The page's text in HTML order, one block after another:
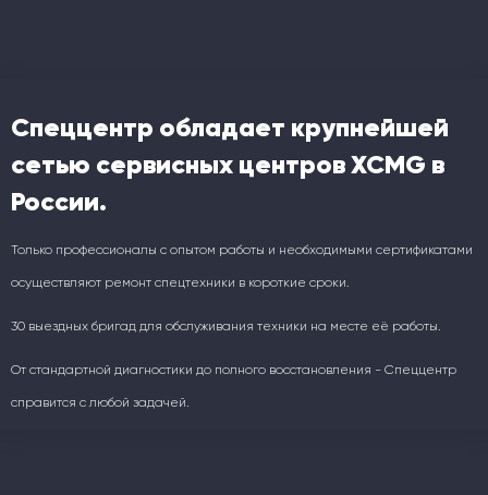
Спеццентр обладает крупнейшей
сетью сервисных центров XCMG в
России.
Только профессионалы с опытом работы и необходимыми сертификатами
осуществляют ремонт спецтехники в короткие сроки.
30 выездных бригад для обслуживания техники на месте её работы.
От стандартной диагностики до полного восстановления - Спеццентр
справится с любой задачей.